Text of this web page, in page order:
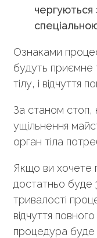
Ознаками
будуть приємне
тілу, і відчуття
За станом стоп,
ущільнення
орган тіла
Якщо ви хочете
достатньо буде
тривалості
відчуття
процедура